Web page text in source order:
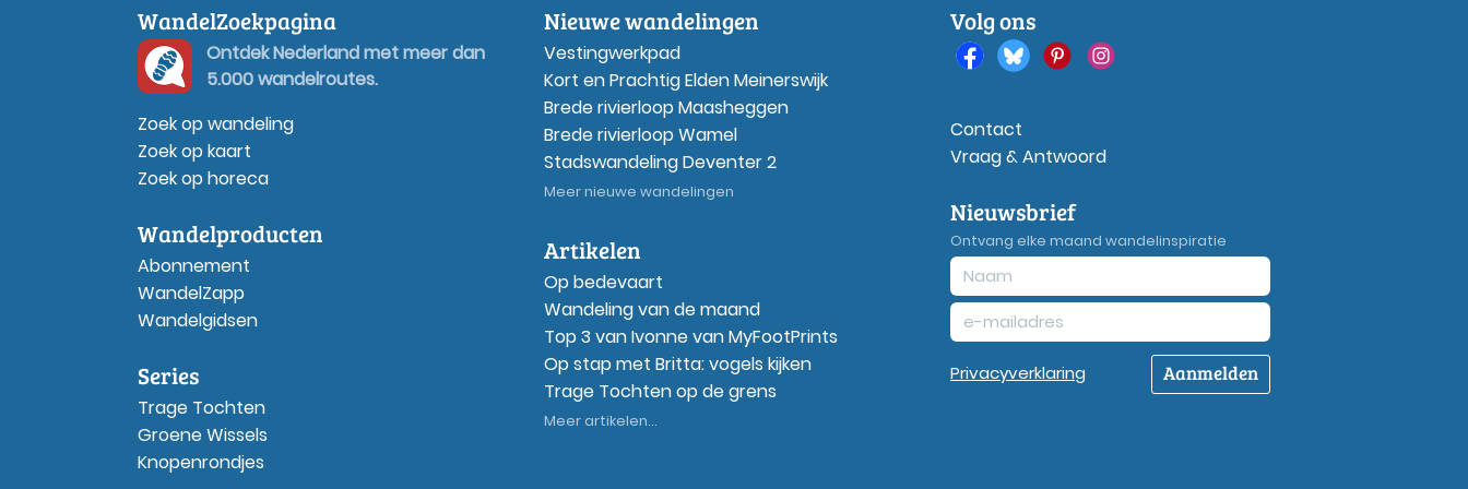
WandelZoekpagina
Ontdek Nederland met meer dan
5.000 wandelroutes.
Zoek op wandeling
Zoek op kaart
Zoek op horeca
Wandelproducten
Abonnement
WandelZapp
Wandelgidsen
Series
Trage Tochten
Groene Wissels
Knopenrondjes
Nieuwe wandelingen
Vestingwerkpad
Kort en Prachtig Elden Meinerswijk
Brede rivierloop Maasheggen
Brede rivierloop Wamel
Stadswandeling Deventer 2
Meer nieuwe wandelingen
Artikelen
Op bedevaart
Wandeling van de maand
Top 3 van Ivonne van MyFootPrints
Op stap met Britta: vogels kijken
Trage Tochten op de grens
Meer artikelen...
Volg ons
Contact
Vraag & Antwoord
Nieuwsbrief
Ontvang elke maand wandelinspiratie
Privacyverklaring Aanmelden